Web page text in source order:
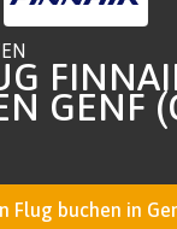
GENF
Flug buchen in